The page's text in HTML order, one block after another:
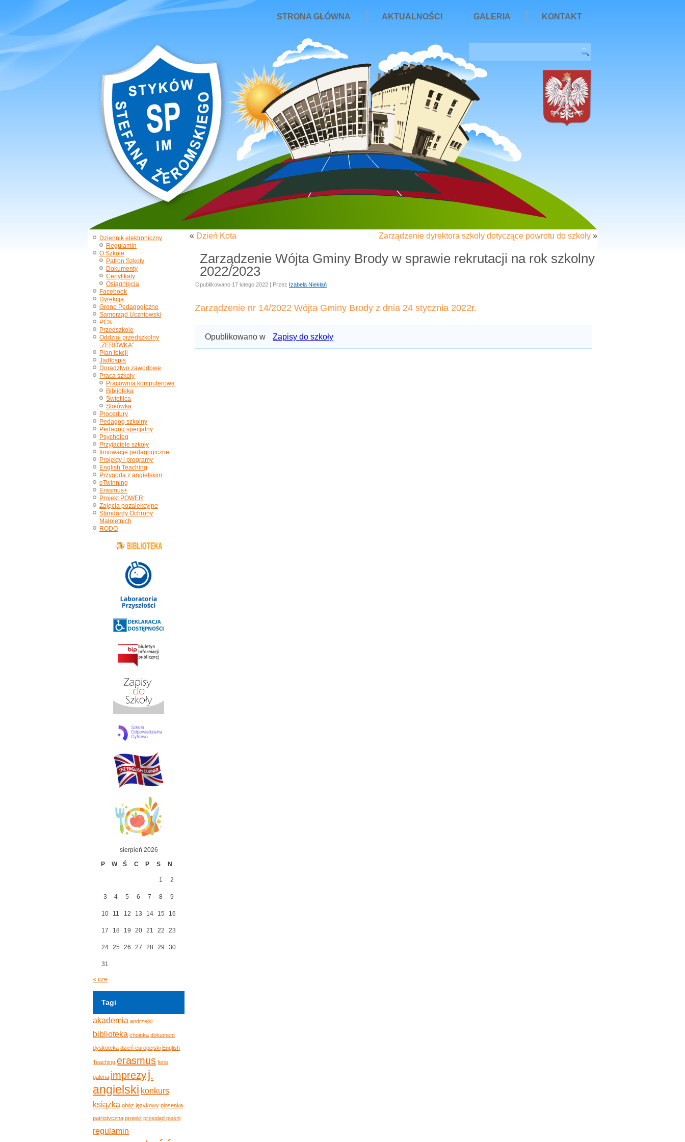
STRONA GŁÓWNA AKTUALNOŚCI GALERIA KONTAKT
Dziennik elektroniczny
Regulamin
O Szkole
Patron Szkoły
Dokumenty
Certyfikaty
Osiągnięcia
Facebook
Dyrekcja
Grono Pedagogiczne
Samorząd Uczniowski
PCK
Przedszkole
Oddział przedszkolny
„ZERÓWKA”
Plan lekcji
Jadłospis
Doradztwo zawodowe
Praca szkoły
Pracownia komputerowa
Biblioteka
Świetlica
Stołówka
Procedury
Pedagog szkolny
Pedagog specjalny
Psycholog
Przyjaciele szkoły
Innowacje pedagogiczne
Projekty i programy
English Teaching
Przygoda z angielskim
eTwinning
Erasmus+
Projekt POWER
Zajęcia pozalekcyjne
Standardy Ochrony
Małoletnich
RODO
sierpień 2026
P
W Ś C P S N
1 2
3 4 5 6 7 8 9
10 11 12 13 14 15 16
17 18 19 20 21 22 23
24 25 26 27 28 29 30
31
« cze
Tagi
akademia andrzejki
biblioteka choinka dokument
dyskoteka dzień europejski English
Teaching erasmus ferie
galeria imprezyj.
angielski konkurs
książka obóz językowy piosenka
patriotyczna projekt przegląd pieśni
regulamin
« Dzień Kota Zarządzenie dyrektora szkoły dotyczące powrotu do szkoły »
Zarządzenie Wójta Gminy Brody w sprawie rekrutacji na rok szkolny
2022/2023
Opublikowano 17 lutego 2022 | Przez Izabela Niekłań
Zarządzenie nr 14/2022 Wójta Gminy Brody z dnia 24 stycznia 2022r.
Opublikowano w Zapisy do szkoły